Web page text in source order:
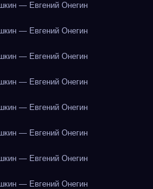
— Евгений Онегин
— Евгений Онегин
— Евгений Онегин
— Евгений Онегин
— Евгений Онегин
— Евгений Онегин
— Евгений Онегин
— Евгений Онегин